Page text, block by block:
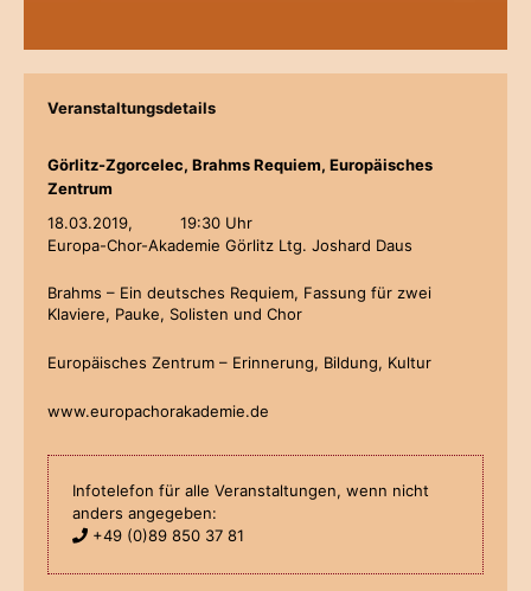
Veranstaltungsdetails
Görlitz-Zgorcelec, Brahms Requiem, Europäisches
Zentrum
18.03.2019,
19:30 Uhr
Europa-Chor-Akademie Görlitz Ltg. Joshard Daus
Brahms – Ein deutsches Requiem, Fassung für zwei
Klaviere, Pauke, Solisten und Chor
Europäisches Zentrum – Erinnerung, Bildung, Kultur
www.europachorakademie.de
Infotelefon für alle Veranstaltungen, wenn nicht
anders angegeben:
+49 (0)89 850 37 81